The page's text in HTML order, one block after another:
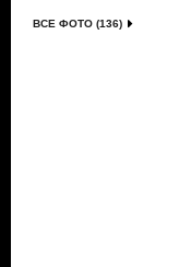
ВСЕ ФОТО (136)